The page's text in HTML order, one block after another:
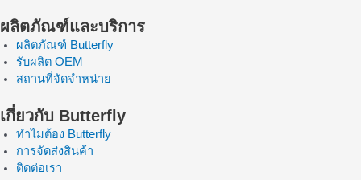
ผลิตภัณฑ์และบริการ
ผลิตภัณฑ์ Butterfly
รับผลิต OEM
สถานที่จัดจำหน่าย
เกี่ยวกับ Butterfly
ทำไมต้อง Butterfly
การจัดส่งสินค้า
ติดต่อเรา